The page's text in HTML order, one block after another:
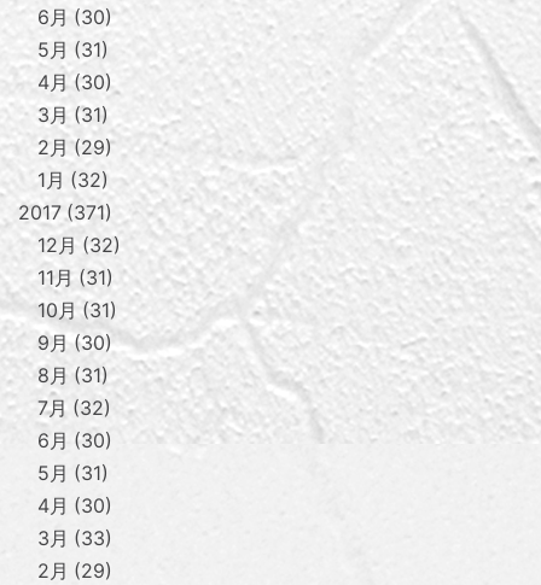
6月
30
5月
31
4月 30
3月 31
2月
29
1月
32
2017 371
12月
32
11月 31
10月 31
9月
30
8月 31
7月
32
6月
30
5月
31
4月
30
3月
33
2月
29